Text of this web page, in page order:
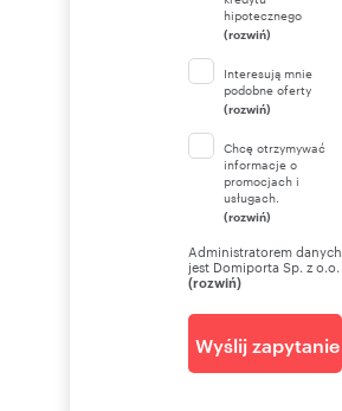
hipotecznego
(rozwiń)
Interesują mnie
podobne oferty
(rozwiń)
Chcę otrzymywać
informacje o
promocjach i
usługach.
(rozwiń)
Administratorem danych
jest Domiporta Sp. z o.o.
(rozwiń)
Wyślij zapytanie